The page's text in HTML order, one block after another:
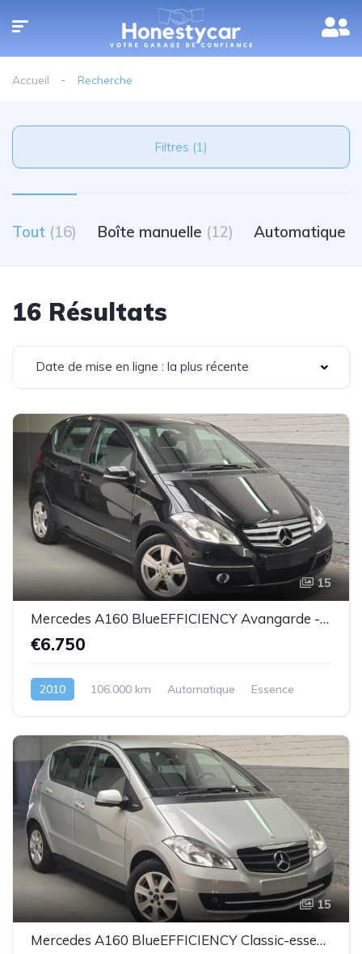
Accueil Recherche
Filtres (1)
Tout (16) Boîte manuelle (12) Automatique
16 Résultats
Date de mise en ligne : la plus récente
15
Mercedes A160 BlueEFFICIENCY Avangarde -essence euro 5-2010-106.000km-Top état -Garantie
€6.750
2010 106.000 km Automatique Essence
15
Mercedes A160 BlueEFFICIENCY Classic-essence -2009-110.000km-Top état